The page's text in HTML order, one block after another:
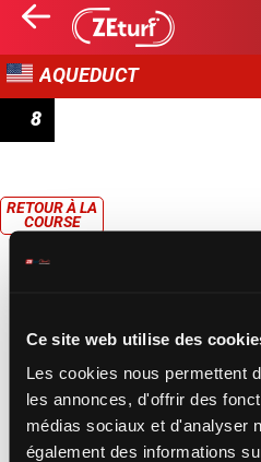
Ce site web utilise des
Les cookies nous permettent
les annonces, d'offrir des
médias sociaux et d'analyser
également des informations
AQUEDUCT
8
RETOUR À LA
COURSE